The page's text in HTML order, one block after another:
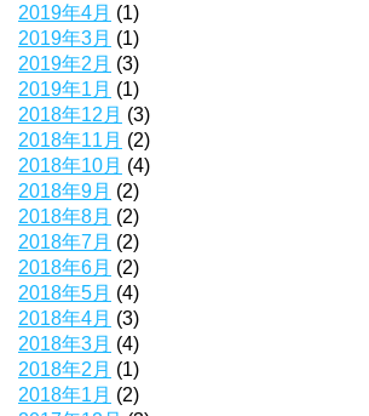
2019年4月 (1)
2019年3月 (1)
2019年2月 (3)
2019年1月 (1)
2018年12月 (3)
2018年11月 (2)
2018年10月 (4)
2018年9月 (2)
2018年8月 (2)
2018年7月 (2)
2018年6月 (2)
2018年5月 (4)
2018年4月 (3)
2018年3月 (4)
2018年2月 (1)
2018年1月 (2)